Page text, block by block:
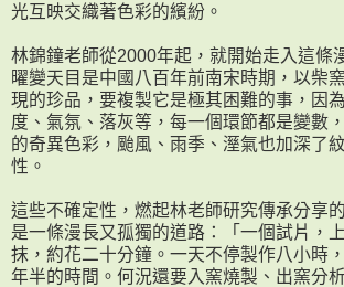
光互映交織著色彩的繽紛。
林錦鐘老師從2000年起，就開始走入這條
曜變天目是中國八百年前南宋時期，以柴
現的珍品，要複製它是極其困難的事，因
度、氣氛、落灰等，每一個環節都是變數
的奇異色彩，颱風、雨季、溼氣也加深了
性。
這些不確定性，燃起林老師研究傳承分享
是一條漫長又孤獨的道路：「一個試片，
抹，約花二十分鐘。一天不停製作八小時
年半的時間。何況還要入窯燒製、出窯分